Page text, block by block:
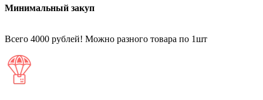
Минимальный закуп
Всего 4000 рублей! Можно разного товара по 1шт